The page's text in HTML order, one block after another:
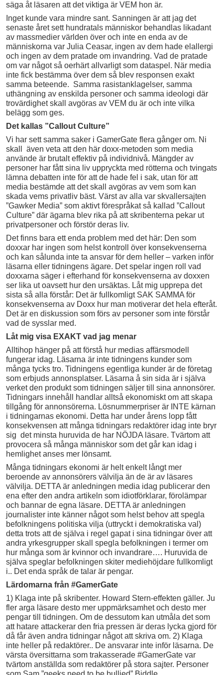
säga åt läsaren att det viktiga är VEM hon är.
Inget kunde vara mindre sant. Sanningen är att jag det
senaste året sett hundratals människor behandlas likadant
av massmedier världen över och inte en enda av de
människorna var Julia Ceasar, ingen av dem hade elallergi
och ingen av dem pratade om invandring. Vad de pratade
om var något så oerhärt allvarligt som dataspel. När media
inte fick bestämma över dem så blev responsen exakt
samma beteende. Samma rasistanklagelser, samma
uthängning av enskilda personer och samma ideologi där
trovärdighet skall avgöras av VEM du är och inte vilka
belägg som ges.
Det kallas ”Callout Culture”
Vi har sett samma saker i GamerGate flera gånger om. Ni
skall även veta att den här doxx-metoden som media
använde är brutalt effektiv på individnivå. Mängder av
personer har fått sina liv uppryckta med rötterna och tvingats
lämna debatten inte för att de hade fel i sak, utan för att
media bestämde att det skall avgöras av vem som kan
skada vems privatliv bäst. Värst av alla var skvallersajten
”Gawker Media” som aktivt förespråkat så kallad ”Callout
Culture” där ägarna blev rika på att skribenterna pekar ut
privatpersoner och förstör deras liv.
Det finns bara ett enda problem med det här: Den som
doxxar har ingen som helst kontroll över konsekvenserna
och kan sålunda inte ta ansvar för dem heller – varken inför
läsarna eller tidningens ägare. Det spelar ingen roll vad
doxxarna säger i efterhand för konsekvenserna av doxxen
ser lika ut oavsett hur den ursäktas. Låt mig upprepa det
sista så alla förstår: Det är fullkomligt SAK SAMMA för
konsekvenserna av Doxx hur man motiverar det hela efteråt.
Det är en diskussion som förs av personer som inte förstår
vad de sysslar med.
Låt mig visa EXAKT vad jag menar
Alltihop hänger på att förstå hur medias affärsmodell
fungerar idag. Läsarna är inte tidningens kunder som
många tycks tro. Tidningens egentliga kunder är de företag
som erbjuds annonsplatser. Läsarna å sin sida är i själva
verket den produkt som tidningen säljer till sina annonsörer.
Tidningars innehåll handlar alltså ekonomiskt om att skapa
tillgång för annonsörerna. Lösnummerpriser är INTE kärnan
i tidningarnas ekonomi. Detta har under årens lopp fått
konsekvensen att många tidningars redaktörer idag inte bryr
sig det minsta huruvida de har NÖJDA läsare. Tvärtom att
provocera så många människor som det går kan idag i
hemlighet anses mer lönsamt.
Många tidningars ekonomi är helt enkelt långt mer
beroende av annonsörers välvilja än de är av läsares
välvilja. DETTA är anledningen media idag publicerar den
ena efter den andra artikeln som idiotförklarar, förolämpar
och bannar de egna läsare. DETTA är anledningen
journalister inte känner något som helst behov att spegla
befolkningens politiska vilja (uttryckt i demokratiska val)
detta trots att de själva i regel gapat i sina tidningar över att
andra yrkesgrupper skall spegla befolkningen i termer om
hur många som är kvinnor och invandrare…. Huruvida de
själva speglar befolkningen skiter mediehöjdare fullkomligt
i.. Det enda språk de talar är pengar.
Lärdomarna från #GamerGate
1) Klaga inte på skribenter. Howard Stern-effekten gäller. Ju
fler arga läsare desto mer uppmärksamhet och desto mer
pengar till tidningen. Om de dessutom kan utmåla det som
att hatare attackerar den fria pressen är deras lycka gjord för
då får även andra tidningar något att skriva om. 2) Klaga
inte heller på redaktörer.. De ansvarar inte inför läsarna. De
värsta översittarna som trakasserade #GamerGate var
tvärtom anställda som redaktörer på stora sajter. Personer